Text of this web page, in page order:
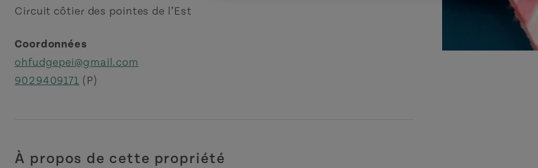
Circuit côtier des pointes de l’Est
Coordonnées
ohfudgepei@gmail.com
9029409171 (P)
À propos de cette propriété